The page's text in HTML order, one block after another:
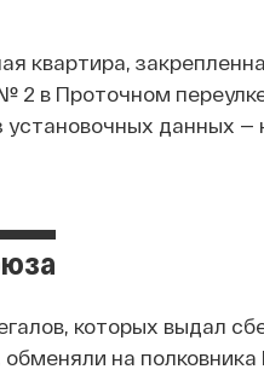
квартира,
2 в Проточном
данных —
которых выдал
на полковника